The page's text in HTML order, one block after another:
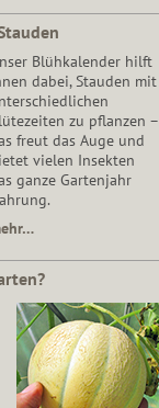
Blühkalender hilft
dabei, Stauden mit
zu pflanzen –
freut das Auge und
vielen Insekten
ganze Gartenjahr